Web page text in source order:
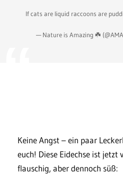
If cats are liquid raccoons are
— Nature is Amazing ☘️
Keine Angst – ein paar
euch! Diese Eidechse ist jetzt
flauschig, aber dennoch süß: